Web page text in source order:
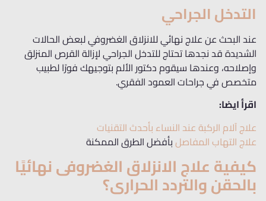
التدخل الجراحي
عند البحث عن علاج نهائي للانزلاق الغضروفي لبعض الحالات
الشديدة قد نجدها تحتاج للتدخل الجراحي لإزالة القرص المنزلق
وإصلاحه، وعندها سيقوم دكتور الألم بتوجيهك فورًا لطبيب
متخصص في جراحات العمود الفقري.
اقرأ ايضا:
علاج آلام الركبة عند النساء بأحدث التقنيات
علاج التهاب المفاصلبأفضل الطرق الممكنة
كيفية علاج الانزلاق الغضروفى نهائيًا
بالحقن والتردد الحرارى؟